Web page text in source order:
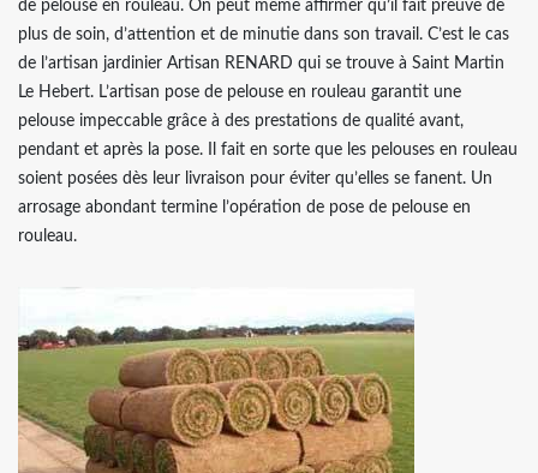
de pelouse en rouleau. On peut même affirmer qu’il fait preuve de
plus de soin, d’attention et de minutie dans son travail. C’est le cas
de l’artisan jardinier Artisan RENARD qui se trouve à Saint Martin
Le Hebert. L’artisan pose de pelouse en rouleau garantit une
pelouse impeccable grâce à des prestations de qualité avant,
pendant et après la pose. Il fait en sorte que les pelouses en rouleau
soient posées dès leur livraison pour éviter qu’elles se fanent. Un
arrosage abondant termine l’opération de pose de pelouse en
rouleau.